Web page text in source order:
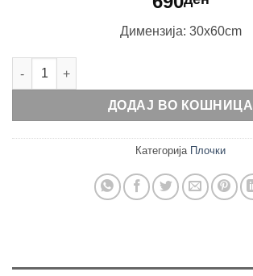
Димензиja: 30x60cm
Cement Gris количина
ДОДАЈ ВО КОШНИЦА
Категорија Плочки